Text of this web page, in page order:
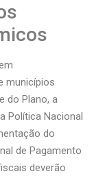
municípios
do Plano, a
Política Nacional
do
de Pagamento
deverão